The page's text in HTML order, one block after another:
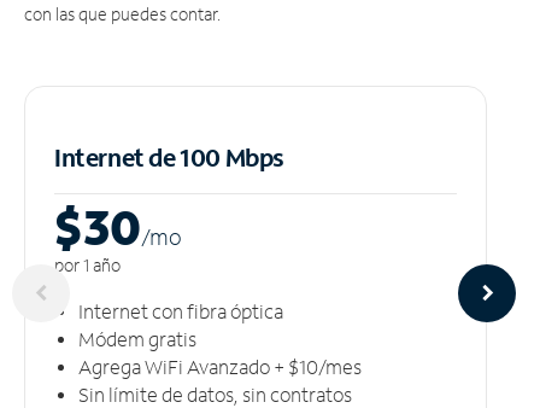
con las que puedes contar.
Internet de 100 Mbps
$30/mo
por 1 año
Internet con fibra óptica
Módem gratis
Agrega WiFi Avanzado + $10/mes
Sin límite de datos, sin contratos